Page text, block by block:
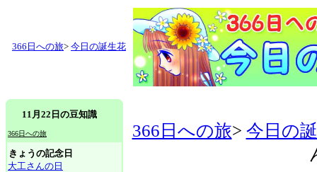
366日への旅> 今日の誕生花
11月22日の豆知識
366日への旅
きょうの記念日
大工さんの日
366日への旅> 今日の